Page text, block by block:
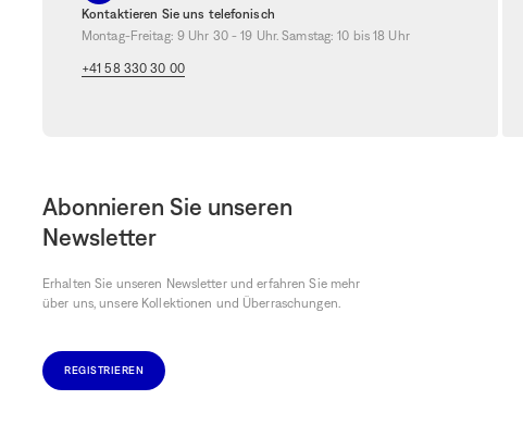
Kontaktieren Sie uns telefonisch
Montag-Freitag: 9 Uhr 30 - 19 Uhr. Samstag: 10 bis 18 Uhr
+41 58 330 30 00
Abonnieren Sie unseren
Newsletter
Erhalten Sie unseren Newsletter und erfahren Sie mehr
über uns, unsere Kollektionen und Überraschungen.
REGISTRIEREN